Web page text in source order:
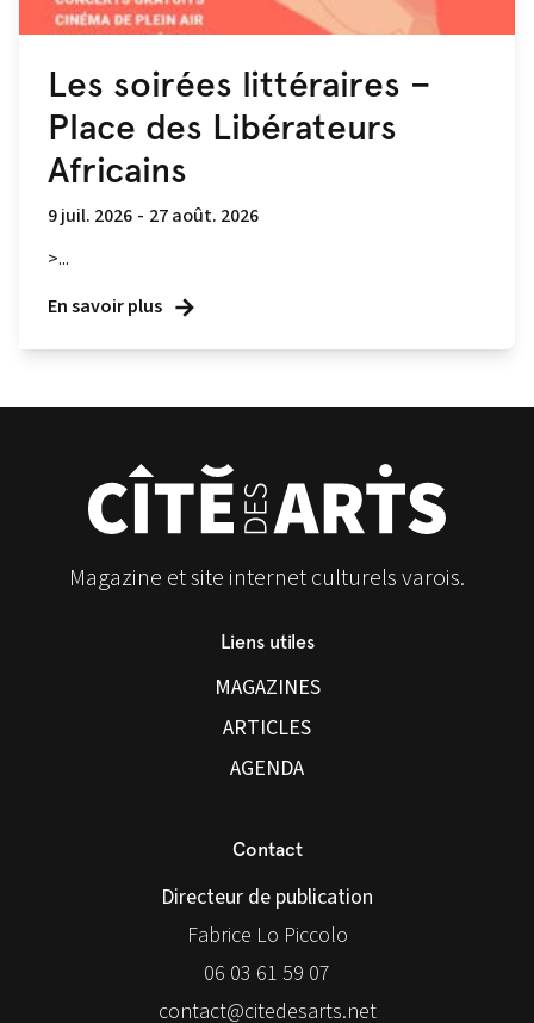
Les soirées littéraires –
Place des Libérateurs
Africains
9 juil. 2026 - 27 août. 2026
>...
En savoir plus
Magazine et site internet culturels varois.
Liens utiles
MAGAZINES
ARTICLES
AGENDA
Contact
Directeur de publication
Fabrice Lo Piccolo
06 03 61 59 07
contact@citedesarts.net